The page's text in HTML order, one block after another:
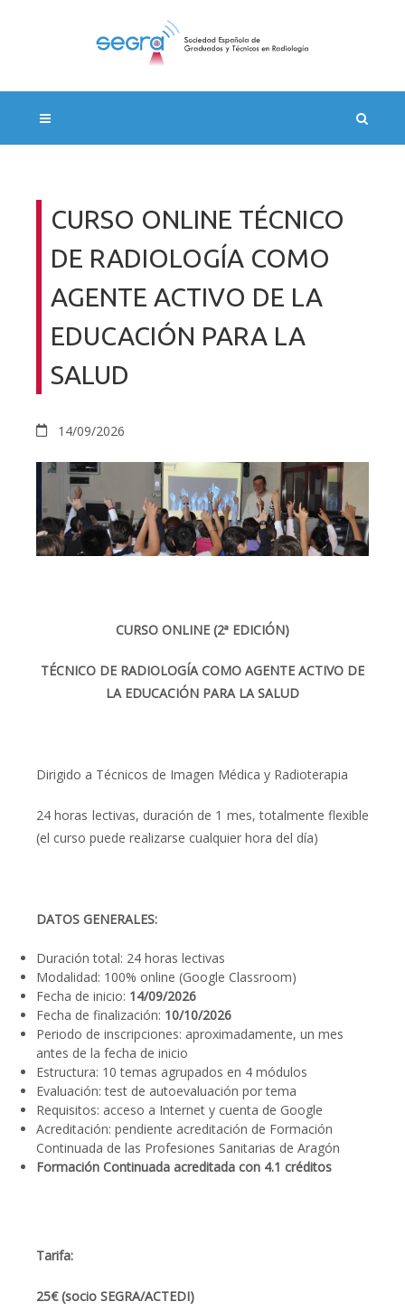
CURSO ONLINE TÉCNICO
DE RADIOLOGÍA COMO
AGENTE ACTIVO DE LA
EDUCACIÓN PARA LA
SALUD
14/09/2026
CURSO ONLINE (2ª EDICIÓN)
TÉCNICO DE RADIOLOGÍA COMO AGENTE ACTIVO DE
LA EDUCACIÓN PARA LA SALUD
Dirigido a Técnicos de Imagen Médica y Radioterapia
24 horas lectivas, duración de 1 mes, totalmente flexible
(el curso puede realizarse cualquier hora del día)
DATOS GENERALES:
Duración total: 24 horas lectivas
Modalidad: 100% online (Google Classroom)
Fecha de inicio: 14/09/2026
Fecha de finalización: 10/10/2026
Periodo de inscripciones: aproximadamente, un mes
antes de la fecha de inicio
Estructura: 10 temas agrupados en 4 módulos
Evaluación: test de autoevaluación por tema
Requisitos: acceso a Internet y cuenta de Google
Acreditación: pendiente acreditación de Formación
Continuada de las Profesiones Sanitarias de Aragón
Formación Continuada acreditada con 4.1 créditos
Tarifa:
25€ (socio SEGRA/ACTEDI)